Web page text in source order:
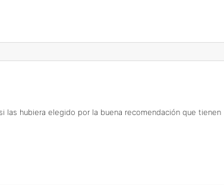
las hubiera elegido por la buena recomendación que tienen